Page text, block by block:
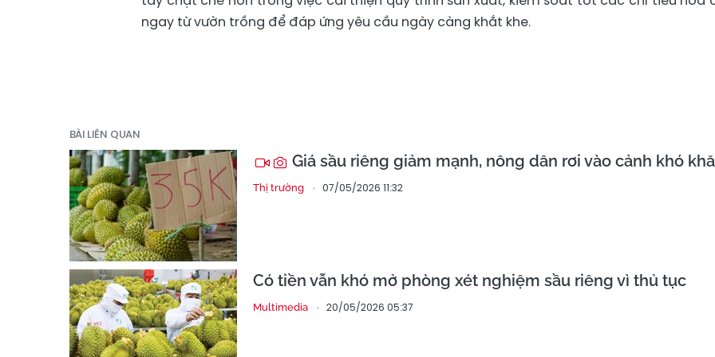
ngay từ vườn trồng để đáp ứng yêu cầu ngày càng khắt khe.
BÀI LIÊN QUAN
Giá sầu riêng giảm mạnh, nông dân rơi vào cảnh khó
Thị trường 07/05/2026 11:32
Có tiền vẫn khó mở phòng xét nghiệm sầu riêng vì thủ tục
Multimedia 20/05/2026 05:37